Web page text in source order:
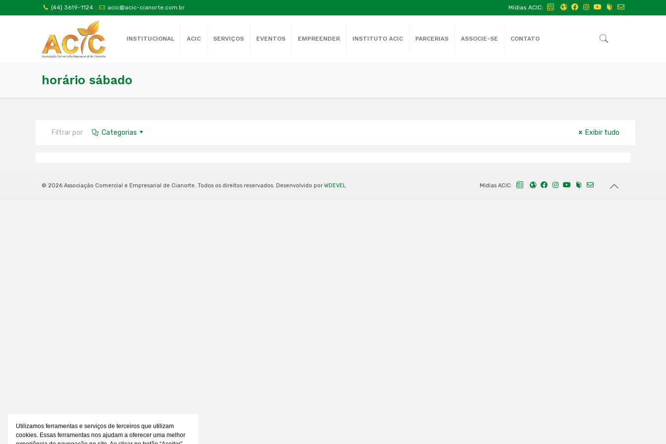
(44) 3619-1124 acic@acic-cianorte.com.br Mídias ACIC:
INSTITUCIONAL ACIC SERVIÇOS EVENTOS EMPREENDER INSTITUTO ACIC PARCERIAS ASSOCIE-SE CONTATO
horário sábado
Filtrar por Categorias Exibir tudo
© 2026 Associação Comercial e Empresarial de Cianorte. Todos os direitos reservados. Desenvolvido por WDEVEL Mídias ACIC:
Utilizamos ferramentas e serviços de terceiros que utilizam
cookies. Essas ferramentas nos ajudam a oferecer uma melhor